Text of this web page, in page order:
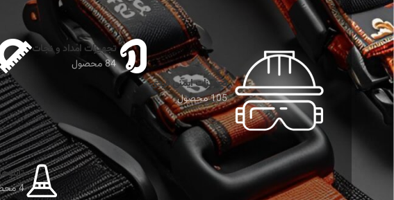
تجهیزات ایمنی فردی
105 محصول
تجهیزات امداد و نجات
84 محصول
4 محصول